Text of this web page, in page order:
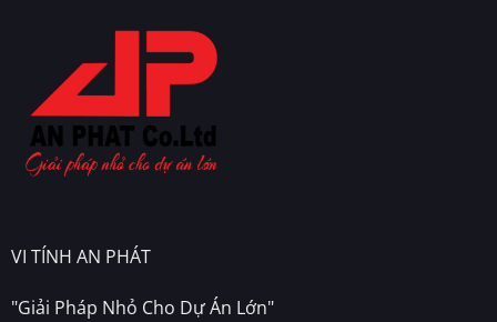
VI TÍNH AN PHÁT
"Giải Pháp Nhỏ Cho Dự Án Lớn"